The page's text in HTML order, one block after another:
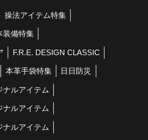
操法アイテム特集
装備特集
F.R.E. DESIGN CLASSIC
本革手袋特集 日日防災
ナルアイテム
ナルアイテム
ナルアイテム